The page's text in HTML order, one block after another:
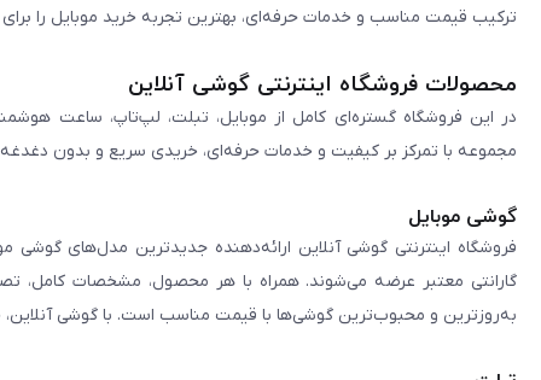
ترکیب قیمت مناسب و خدمات حرفه‌ای، بهترین تجربه خرید موبایل را برای
محصولات فروشگاه اینترنتی گوشی آنلاین
در این فروشگاه گستره‌ای کامل از موبایل، تبلت، لپ‌تاپ، ساعت
مجموعه با تمرکز بر کیفیت و خدمات حرفه‌ای، خریدی سریع و بدون دغدغه
گوشی موبایل
فروشگاه اینترنتی گوشی آنلاین ارائه‌دهنده جدیدترین مدل‌های گوشی
گارانتی معتبر عرضه می‌شوند. همراه با هر محصول، مشخصات کامل،
به‌روزترین و محبوب‌ترین گوشی‌ها با قیمت مناسب است. با گوشی